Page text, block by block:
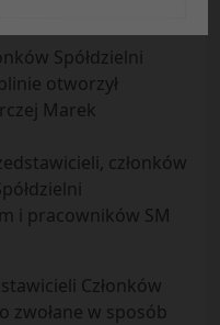
Spółdzielni
otworzył
Marek
członków
i pracowników SM
Członków
zwołane w sposób